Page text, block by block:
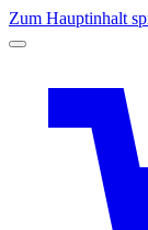
Zum Hauptinhalt